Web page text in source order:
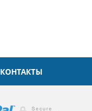
КОНТАКТЫ